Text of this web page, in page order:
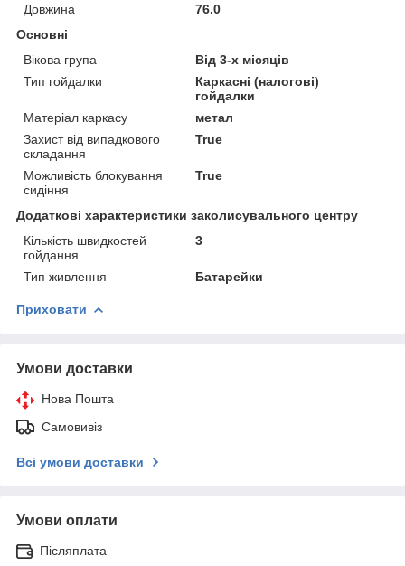
Довжина
76.0
Основні
Вікова група
Від 3-х місяців
Тип гойдалки
Каркасні (налогові)
гойдалки
Матеріал каркасу
метал
Захист від випадкового
складання
True
Можливість блокування
сидіння
True
Додаткові характеристики заколисувального центру
Кількість швидкостей
гойдання
3
Тип живлення Батарейки
Приховати
Умови доставки
Нова Пошта
Самовивіз
Всі умови доставки
Умови оплати
Післяплата